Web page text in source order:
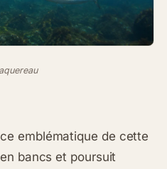
emblématique de cette
bancs et poursuit